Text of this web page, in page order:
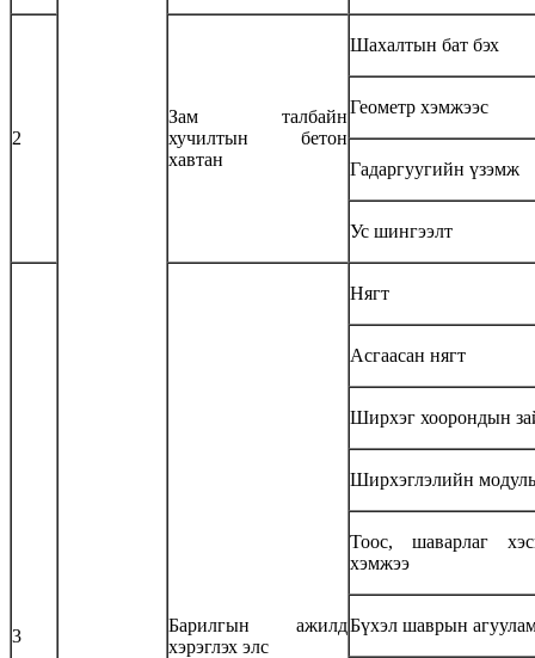
2
Зам талбайн
хучилтын бетон
хавтан
Шахалтын бат бэх
Геометр хэмжээс
Гадаргуугийн үзэмж
Ус шингээлт
3
Барилгын ажилд
хэрэглэх элс
Нягт
Асгаасан нягт
Ширхэг хоорондын
Ширхэглэлийн модуль
Тоос, шаварлаг
хэмжээ
Бүхэл шаврын